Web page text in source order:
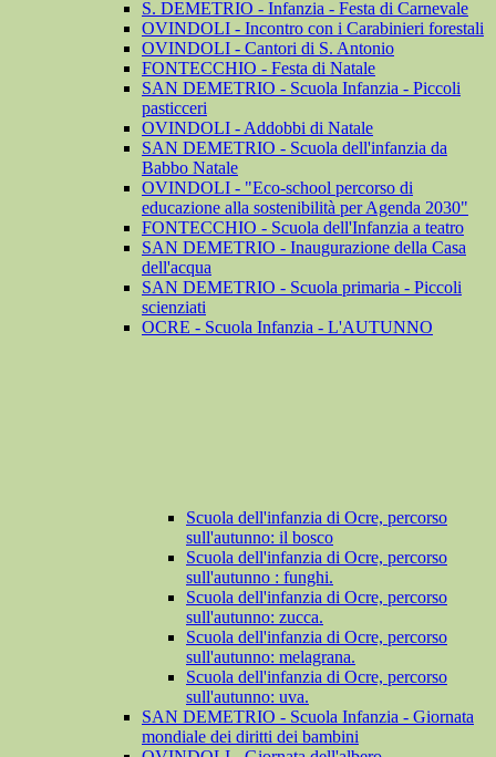
S. DEMETRIO - Infanzia - Festa di Carnevale
OVINDOLI - Incontro con i Carabinieri forestali
OVINDOLI - Cantori di S. Antonio
FONTECCHIO - Festa di Natale
SAN DEMETRIO - Scuola Infanzia - Piccoli
pasticceri
OVINDOLI - Addobbi di Natale
SAN DEMETRIO - Scuola dell'infanzia da
Babbo Natale
OVINDOLI - "Eco-school percorso di
educazione alla sostenibilità per Agenda 2030"
FONTECCHIO - Scuola dell'Infanzia a teatro
SAN DEMETRIO - Inaugurazione della Casa
dell'acqua
SAN DEMETRIO - Scuola primaria - Piccoli
scienziati
OCRE - Scuola Infanzia - L'AUTUNNO
Scuola dell'infanzia di Ocre, percorso
sull'autunno: il bosco
Scuola dell'infanzia di Ocre, percorso
sull'autunno : funghi.
Scuola dell'infanzia di Ocre, percorso
sull'autunno: zucca.
Scuola dell'infanzia di Ocre, percorso
sull'autunno: melagrana.
Scuola dell'infanzia di Ocre, percorso
sull'autunno: uva.
SAN DEMETRIO - Scuola Infanzia - Giornata
mondiale dei diritti dei bambini